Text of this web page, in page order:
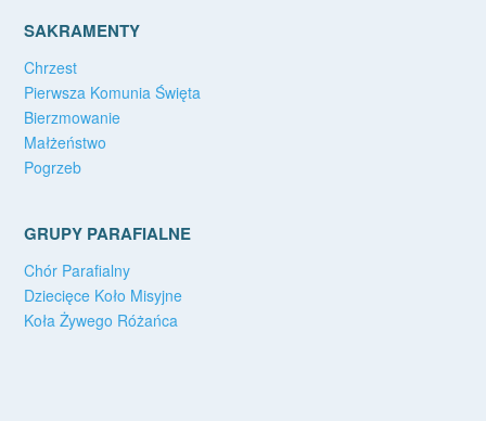
SAKRAMENTY
Chrzest
Pierwsza Komunia Święta
Bierzmowanie
Małżeństwo
Pogrzeb
GRUPY PARAFIALNE
Chór Parafialny
Dziecięce Koło Misyjne
Koła Żywego Różańca